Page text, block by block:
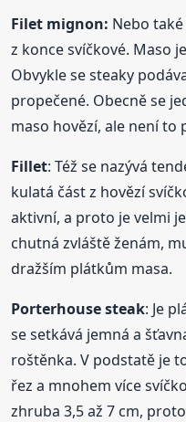
Filet mignon: Nebo
z konce svíčkové. Maso
Obvykle se steaky
propečené. Obecně se
maso hovězí, ale není to
Fillet: Též se nazývá
kulatá část z hovězí
aktivní, a proto je velmi
chutná zvláště ženám,
dražším plátkům masa.
Porterhouse steak: Je
se setkává jemná a
roštěnka. V podstatě je
řez a mnohem více
zhruba 3,5 až 7 cm,